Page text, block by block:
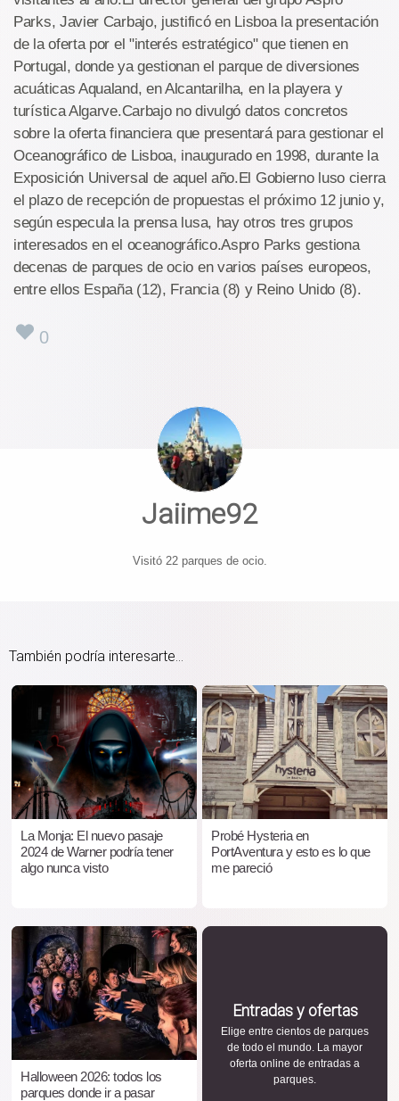
Parks, Javier Carbajo, justificó en Lisboa la presentación
de la oferta por el "interés estratégico" que tienen en
Portugal, donde ya gestionan el parque de diversiones
acuáticas Aqualand, en Alcantarilha, en la playera y
turística Algarve.Carbajo no divulgó datos concretos
sobre la oferta financiera que presentará para gestionar el
Oceanográfico de Lisboa, inaugurado en 1998, durante la
Exposición Universal de aquel año.El Gobierno luso cierra
el plazo de recepción de propuestas el próximo 12 junio y,
según especula la prensa lusa, hay otros tres grupos
interesados en el oceanográfico.Aspro Parks gestiona
decenas de parques de ocio en varios países europeos,
entre ellos España (12), Francia (8) y Reino Unido (8).
0
Jaiime92
Visitó 22 parques de ocio.
También podría interesarte...
La Monja: El nuevo pasaje
2024 de Warner podría tener
algo nunca visto
Probé Hysteria en
PortAventura y esto es lo que
me pareció
Halloween 2026: todos los
parques donde ir a pasar
Entradas y ofertas
Elige entre cientos de parques
de todo el mundo. La mayor
oferta online de entradas a
parques.